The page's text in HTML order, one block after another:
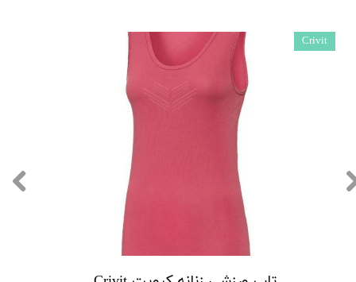
Crivit